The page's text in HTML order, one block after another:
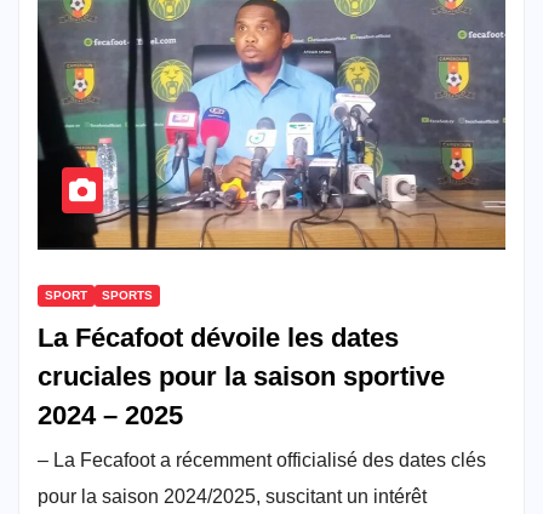
SPORT SPORTS
La Fécafoot dévoile les dates
cruciales pour la saison sportive
2024 – 2025
– La Fecafoot a récemment officialisé des dates clés
pour la saison 2024/2025, suscitant un intérêt